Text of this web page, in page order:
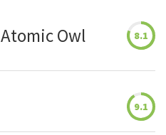
Atomic Owl 8.1
9.1